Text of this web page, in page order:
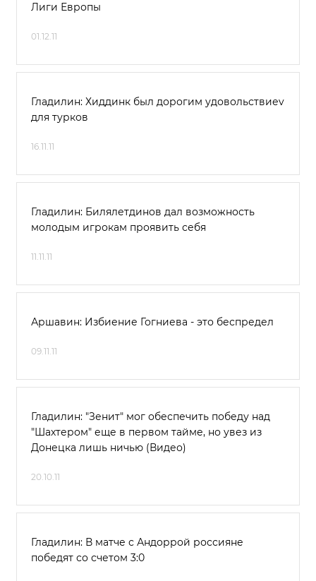
Лиги Европы
01.12.11
Гладилин: Хиддинк был дорогим удовольствиеv
для турков
16.11.11
Гладилин: Билялетдинов дал возможность
молодым игрокам проявить себя
11.11.11
Аршавин: Избиение Гогниева - это беспредел
09.11.11
Гладилин: "Зенит" мог обеспечить победу над
"Шахтером" еще в первом тайме, но увез из
Донецка лишь ничью (Видео)
20.10.11
Гладилин: В матче с Андоррой россияне
победят со счетом 3:0